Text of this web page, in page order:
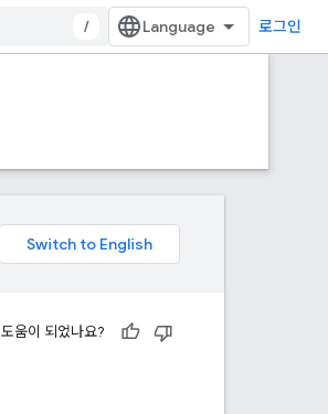
/ 로그인
도움이 되었나요?